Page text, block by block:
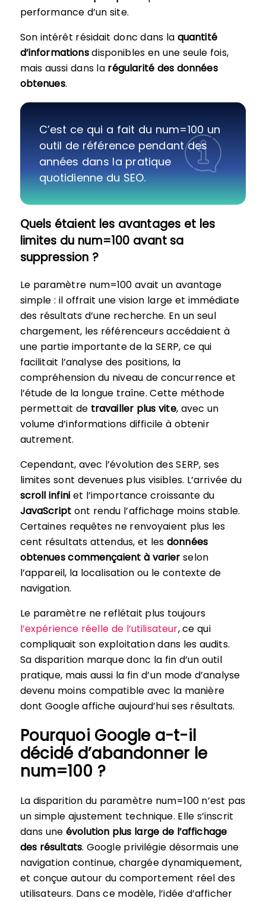
performance d’un site.
Son intérêt résidait donc dans la quantité
d’informationsdisponibles en une seule fois,
mais aussi dans la régularité des données
obtenues.
C’est ce qui a fait du num=100 un
outil de référence pendant des
années dans la pratique
quotidienne du SEO.
Quels étaient les avantages et les
limites du num=100 avant sa
suppression ?
Le paramètre num=100 avait un avantage
simple : il offrait une vision large et immédiate
des résultats d’une recherche. En un seul
chargement, les référenceurs accédaient à
une partie importante de la SERP, ce qui
facilitait l’analyse des positions, la
compréhension du niveau de concurrence et
l’étude de la longue traîne. Cette méthode
permettait de travailler plus vite, avec un
volume d’informations difficile à obtenir
autrement.
Cependant, avec l’évolution des SERP, ses
limites sont devenues plus visibles. L’arrivée du
scroll infini et l’importance croissante du
JavaScript ont rendu l’affichage moins stable.
Certaines requêtes ne renvoyaient plus les
cent résultats attendus, et les données
obtenues commençaient à varier selon
l’appareil, la localisation ou le contexte de
navigation.
Le paramètre ne reflétait plus toujours
l’expérience réelle de l’utilisateur, ce qui
compliquait son exploitation dans les audits.
Sa disparition marque donc la fin d’un outil
pratique, mais aussi la fin d’un mode d’analyse
devenu moins compatible avec la manière
dont Google affiche aujourd’hui ses résultats.
Pourquoi Google a-t-il
décidé d’abandonner le
num=100 ?
La disparition du paramètre num=100 n’est pas
un simple ajustement technique. Elle s’inscrit
dans une évolution plus large de l’affichage
des résultats. Google privilégie désormais une
navigation continue, chargée dynamiquement,
et conçue autour du comportement réel des
utilisateurs. Dans ce modèle, l’idée d’afficher